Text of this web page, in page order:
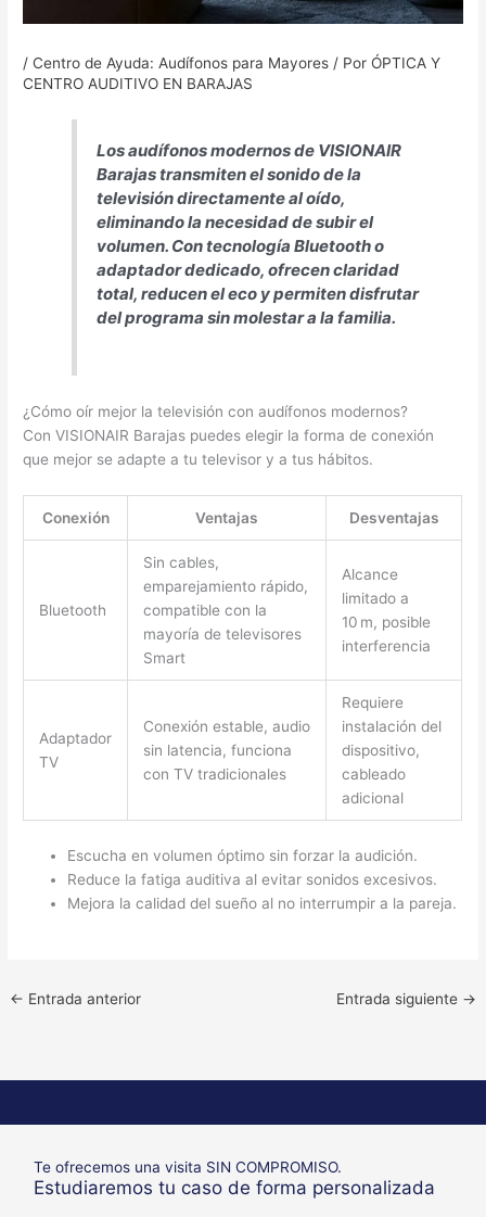
/ Centro de Ayuda: Audífonos para Mayores / Por ÓPTICA Y
CENTRO AUDITIVO EN BARAJAS
Los audífonos modernos de VISIONAIR
Barajas transmiten el sonido de la
televisión directamente al oído,
eliminando la necesidad de subir el
volumen. Con tecnología Bluetooth o
adaptador dedicado, ofrecen claridad
total, reducen el eco y permiten disfrutar
del programa sin molestar a la familia.
¿Cómo oír mejor la televisión con audífonos modernos?
Con VISIONAIR Barajas puedes elegir la forma de conexión
que mejor se adapte a tu televisor y a tus hábitos.
Conexión Ventajas Desventajas
Bluetooth
Sin cables,
emparejamiento rápido,
compatible con la
mayoría de televisores
Smart
Alcance
limitado a
10 m, posible
interferencia
Adaptador
TV
Conexión estable, audio
sin latencia, funciona
con TV tradicionales
Requiere
instalación del
dispositivo,
cableado
adicional
Escucha en volumen óptimo sin forzar la audición.
Reduce la fatiga auditiva al evitar sonidos excesivos.
Mejora la calidad del sueño al no interrumpir a la pareja.
← Entrada anterior Entrada siguiente →
Te ofrecemos una visita SIN COMPROMISO.
Estudiaremos tu caso de forma personalizada